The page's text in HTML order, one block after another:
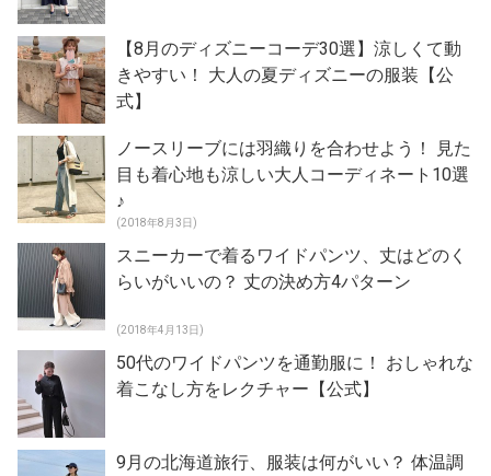
【8月のディズニーコーデ30選】涼しくて動
きやすい！ 大人の夏ディズニーの服装【公
式】
ノースリーブには羽織りを合わせよう！ 見た
目も着心地も涼しい大人コーディネート10選
♪
(2018年8月3日)
スニーカーで着るワイドパンツ、丈はどのく
らいがいいの？ 丈の決め方4パターン
(2018年4月13日)
50代のワイドパンツを通勤服に！ おしゃれな
着こなし方をレクチャー【公式】
9月の北海道旅行、服装は何がいい？ 体温調